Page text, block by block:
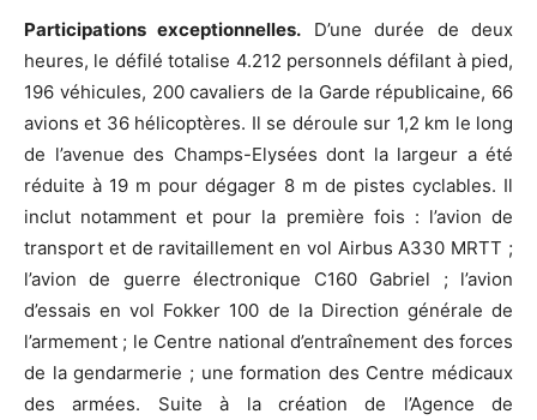
Participations exceptionnelles. D’une durée de deux
heures, le défilé totalise 4.212 personnels défilant à pied,
196 véhicules, 200 cavaliers de la Garde républicaine, 66
avions et 36 hélicoptères. Il se déroule sur 1,2 km le long
de l’avenue des Champs-Elysées dont la largeur a été
réduite à 19 m pour dégager 8 m de pistes cyclables. Il
inclut notamment et pour la première fois : l’avion de
transport et de ravitaillement en vol Airbus A330 MRTT ;
l’avion de guerre électronique C160 Gabriel ; l’avion
d’essais en vol Fokker 100 de la Direction générale de
l’armement ; le Centre national d’entraînement des forces
de la gendarmerie ; une formation des Centre médicaux
des armées. Suite à la création de l’Agence de